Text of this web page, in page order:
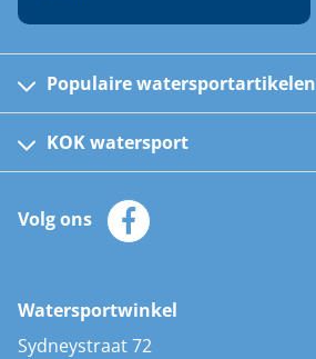
Populaire watersportartikelen
Kinder reddingsvesten
Automatische reddingsvesten
Zeilkleding
Zonnepanelen
AIS transponders
Stootwillen en fenders
KOK watersport
Klantenservice
Merken
Volg ons
Watersportwinkel
Sydneystraat 72